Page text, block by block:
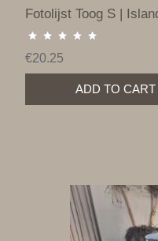
Fotolijst Toog S |
€20.25
ADD TO CART